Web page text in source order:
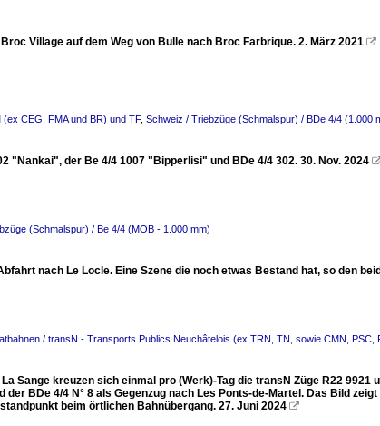
Village auf dem Weg von Bulle nach Broc Farbrique. 2. März 2021 
CEG, FMA und BR) und TF, Schweiz / Triebzüge (Schmalspur) / BDe 4/4 (1.000
"Nankai", der Be 4/4 1007 "Bipperlisi" und BDe 4/4 302. 30. Nov. 2024
(Schmalspur) / Be 4/4 (MOB - 1.000 mm)
nach Le Locle. Eine Szene die noch etwas Bestand hat, so den
/ transN - Transports Publics Neuchâtelois (ex TRN, TN, sowie CMN, PSC,
Sange kreuzen sich einmal pro (Werk)-Tag die transN Züge R22 9921
BDe 4/4 N° 8 als Gegenzug nach Les Ponts-de-Martel. Das Bild
beim örtlichen Bahnübergang. 27. Juni 2024 